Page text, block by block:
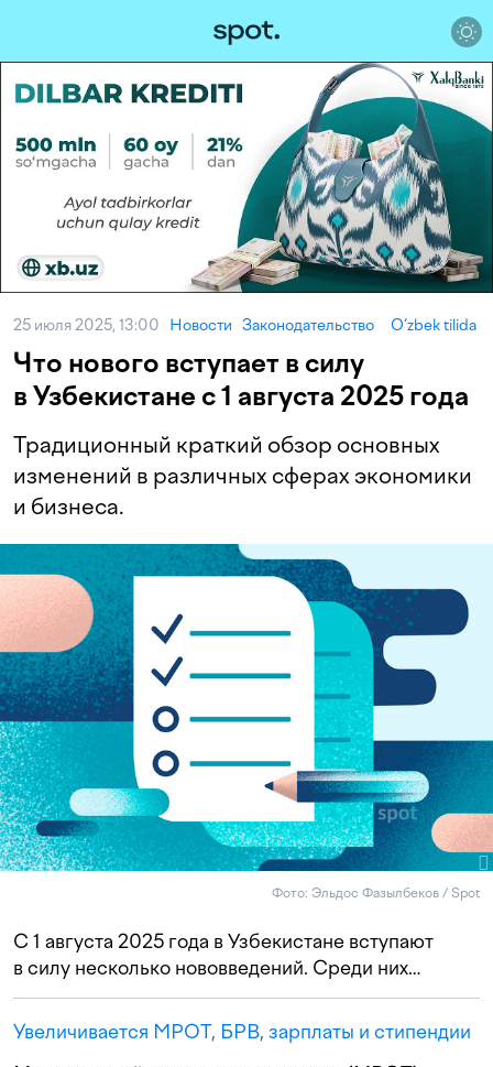
25 июля 2025, 13:00 Новости Законодательство O‘zbek tilida
Что нового вступает в силу
в Узбекистане с 1 августа 2025 года
Традиционный краткий обзор основных
изменений в различных сферах экономики
и бизнеса.
Фото: Эльдос Фазылбеков / Spot
С 1 августа 2025 года в Узбекистане вступают
в силу несколько нововведений. Среди них…
Увеличивается МРОТ, БРВ, зарплаты и стипендии